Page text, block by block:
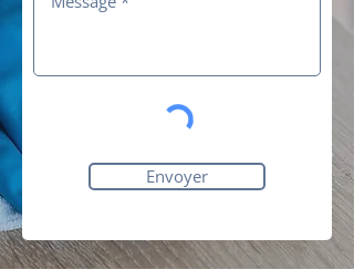
Envoyer